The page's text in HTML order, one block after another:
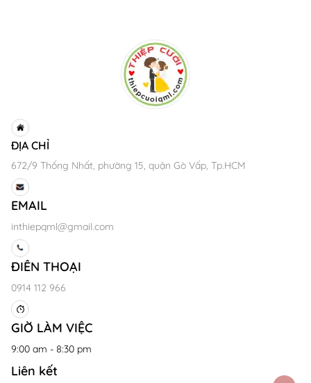
ĐỊA CHỈ
672/9 Thống Nhất, phường 15, quận Gò Vấp, Tp.HCM
EMAIL
inthiepqml@gmail.com
ĐIÊN THOẠI
0914 112 966
GIỜ LÀM VIỆC
9:00 am - 8:30 pm
Liên kết